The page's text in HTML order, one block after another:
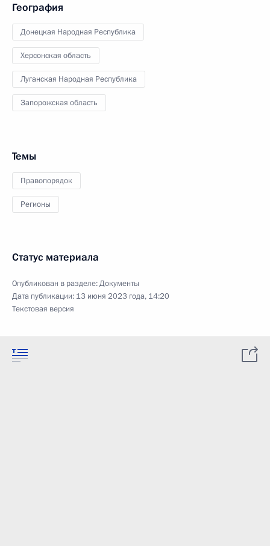
География
Донецкая Народная Республика
Херсонская область
Луганская Народная Республика
Запорожская область
Темы
Правопорядок
Регионы
Статус материала
Опубликован в разделе:Документы
Дата публикации: 13 июня 2023 года, 14:20
Текстовая версия